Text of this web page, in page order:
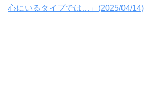
心にいるタイプでは…」(2025/04/14)